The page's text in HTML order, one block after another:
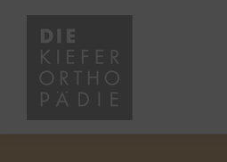
springen